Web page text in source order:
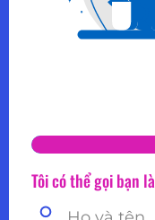
Tôi có thể gọi bạn là